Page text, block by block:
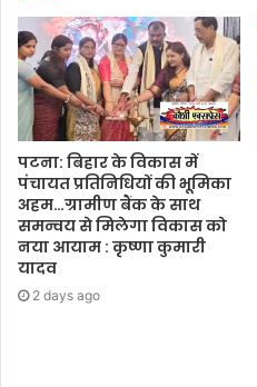
पटना: बिहार के विकास में
पंचायत प्रतिनिधियों की भूमिका
अहम…ग्रामीण बैंक के साथ
समन्वय से मिलेगा विकास को
नया आयाम : कृष्णा कुमारी
यादव
2 days ago